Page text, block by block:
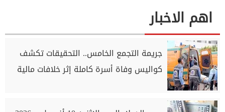
اهم الاخبار
جريمة التجمع الخامس.. التحقيقات تكشف
كواليس وفاة أسرة كاملة إثر خلافات مالية